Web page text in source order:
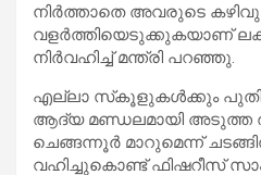
നിര്‍ത്താതെ അവരുടെ
വളര്‍ത്തിയെടുക്കുകയാണ്
നിര്‍വഹിച്ച് മന്ത്രി പറഞ്ഞു.
എല്ലാ സ്‌കൂളുകള്‍ക്കും പുതിയ
ആദ്യ മണ്ഡലമായി അടുത്ത
ചെങ്ങന്നൂര്‍ മാറുമെന്ന്
വഹിച്ചുകൊണ്ട് ഫിഷറീസ്